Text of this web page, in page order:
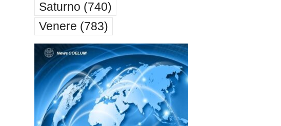
Saturno (740)
Venere (783)